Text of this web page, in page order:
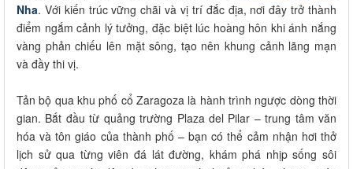
Nha. Với kiến trúc vững chãi và vị trí đắc địa, nơi đây trở thành
điểm ngắm cảnh lý tưởng, đặc biệt lúc hoàng hôn khi ánh nắng
vàng phản chiếu lên mặt sông, tạo nên khung cảnh lãng mạn
và đầy thi vị.
Tản bộ qua khu phố cổ Zaragoza là hành trình ngược dòng thời
gian. Bắt đầu từ quảng trường Plaza del Pilar – trung tâm văn
hóa và tôn giáo của thành phố – bạn có thể cảm nhận hơi thở
lịch sử qua từng viên đá lát đường, khám phá nhịp sống sôi